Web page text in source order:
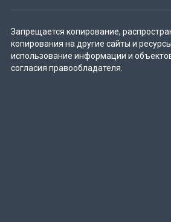
Запрещается копирование,
копирования на другие сайты и
использование информации и
согласия правообладателя.